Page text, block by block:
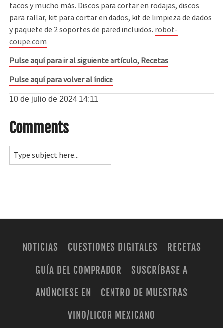
tacos y mucho más. Discos para cortar en rodajas, discos
para rallar, kit para cortar en dados, kit de limpieza de dados
y paquete de 2 soportes de pared incluidos. robot-
coupe.com
Pulse aquí para ir al siguiente artículo, Recetas
Pulse aquí para volver al índice
10 de julio de 2024 14:11
Comments
NOTICIAS CUESTIONES DIGITALES
RECETAS
GUÍA DEL COMPRADOR
SUSCRÍBASE A
ANÚNCIESE EN
CENTRO DE MUESTRAS
VINO/LICOR MEXICANO